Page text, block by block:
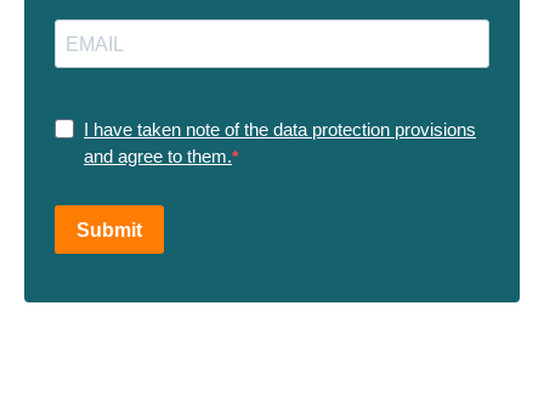
I have taken note of the data protection provisions
and agree to them.
Submit